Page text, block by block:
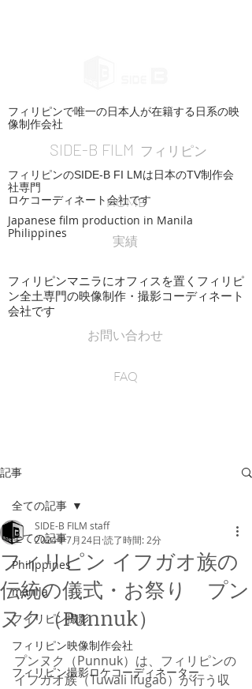
フィリピンで唯一の日本人が在籍する日系の映
像制作会社
SIDE-B FILM フィリピン
Japanese film production in Manila
Philippines
HOME
実績
フィリピンのSIDE-B FI LMは日本のTV制作会
社専門
ロケコーディネート会社です
フィリピンマニラにオフィスを置くフィリピ
ン全土専門の映像制作・撮影コーディネート
会社です
お問い合わせ
FAQ
記事
全ての記事
Philippines
manila
フィリピン撮影
フィリピン映像制作会社
フィリピン撮影ロケコーディネーター
全ての記事
フィリピン イフガオ族の
伝統の儀式・お祭り プン
ヌク（Punnuk）
SIDE-B FILM staff
2024年7月24日 読了時間: 2分
プンヌク（Punnuk）は、フィリピンの
イフガオ族（Tuwali Ifugao）が行う収